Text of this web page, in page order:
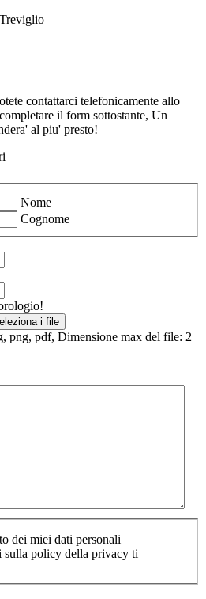
contattarci telefonicamente allo
il form sottostante, Un
al piu' presto!
Nome
Cognome
i file
png, pdf, Dimensione max del file: 2
dei miei dati personali
policy della privacy ti